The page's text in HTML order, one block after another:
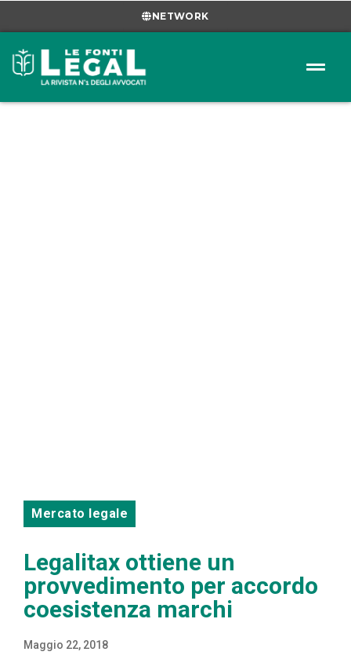
NETWORK
Mercato legale
Legalitax ottiene un
provvedimento per accordo
coesistenza marchi
Maggio 22, 2018